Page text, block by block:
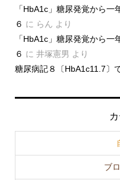
「HbA1c」糖尿発覚か
６ に らん より
「HbA1c」糖尿発覚か
６ に 井塚憲男 より
糖尿病記８〔HbA1c11.7〕
ブ